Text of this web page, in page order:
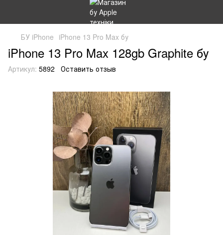
БУ iPhone iPhone 13 Pro Max бу
iPhone 13 Pro Max 128gb Graphite бу
Артикул: 5892 Оставить отзыв